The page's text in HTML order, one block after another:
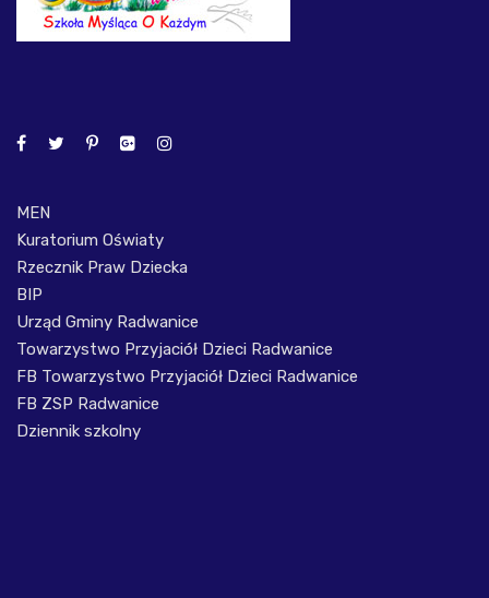
MEN
Kuratorium Oświaty
Rzecznik Praw Dziecka
BIP
Urząd Gminy Radwanice
Towarzystwo Przyjaciół Dzieci Radwanice
FB Towarzystwo Przyjaciół Dzieci Radwanice
FB ZSP Radwanice
Dziennik szkolny